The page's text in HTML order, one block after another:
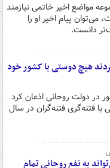
مواضع اخیر خاتمی نیازمند
پیام اخیر او را
دانست.
هیچ دوستی با کشور خود
در دولت روحانی اذعان کرد
با فتنه‌گری فتنه‌گران در سال
به نفع روحانی تمام